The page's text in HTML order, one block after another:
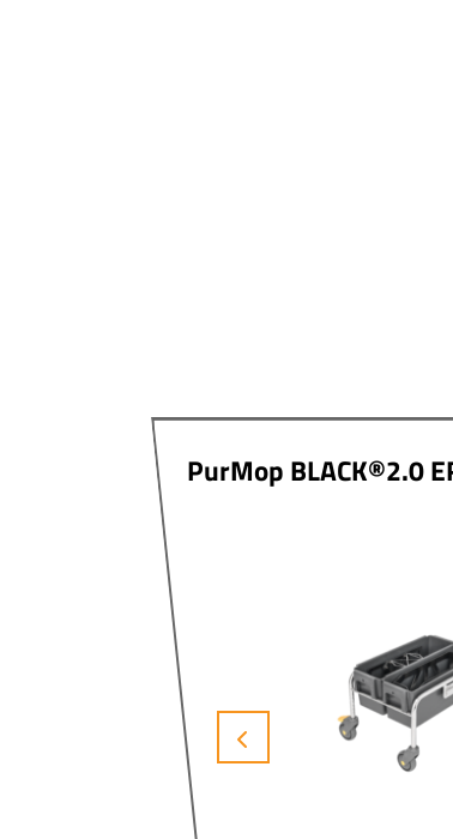
PurMop BLACK®2.0